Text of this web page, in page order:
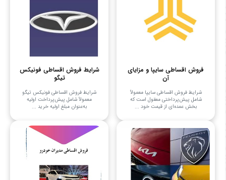
فروش اقساطی سایپا و مزایای
آن
شرایط فروش اقساطی سایپا معمولاً
شامل پیش‌پرداختی معقول است که
بخش عمده‌ای از قیمت خود ...
شرایط فروش اقساطی فونیکس
تیگو
شرایط فروش اقساطی فونیکس تیگو
معمولاً شامل پیش‌پرداخت اولیه
به‌عنوان مبلغ اولیه خرید ...